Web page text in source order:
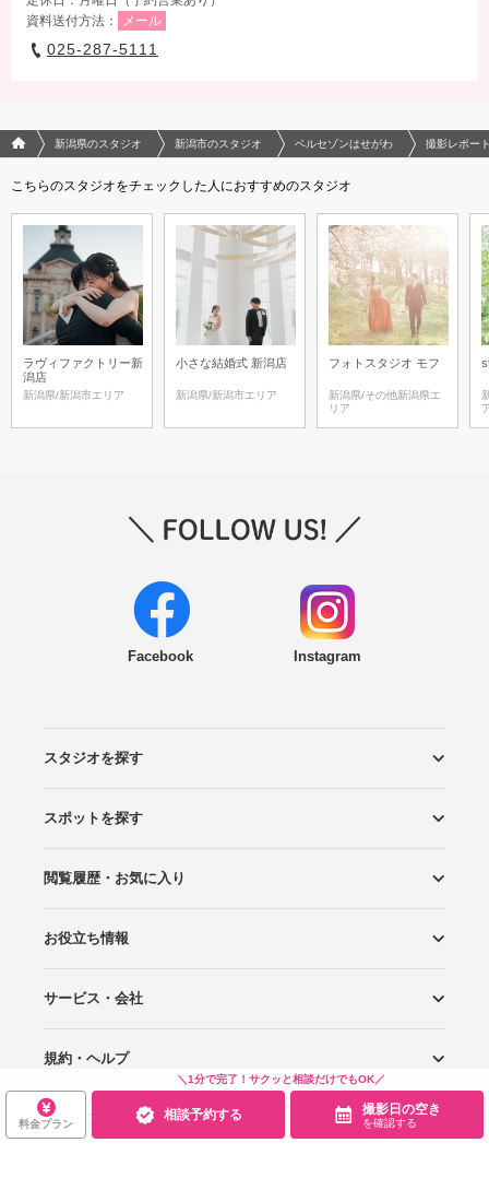
資料送付方法：
メール
025-287-5111
＼1分で完了！サクッと相談だけでもOK／
料金プラン
相談予約する 撮影日の空き
を確認する
フォトウエディング/結婚写真のPhotorait ホーム
新潟県のスタジオ 新潟市のスタジオ ベルセゾンはせがわ 撮影レポー
こちらのスタジオをチェックした人におすすめのスタジオ
ラヴィファクトリー新
潟店
新潟県/新潟市エリア
小さな結婚式 新潟店
新潟県/新潟市エリア
フォトスタジオ モフ
新潟県/その他新潟県エ
リア
Facebook Instagram
スタジオを探す
エリアから探す
こだわりから探す
NEW PHOTO STYLE
プランから探す
フォトタイプ診断
フォトグラファーから探す
国内リゾートから探す
スポットを探す
ロケーションから探す
スタジオから探す
閲覧履歴・お気に入り
閲覧スタジオ
お気に入り
お役立ち情報
Wedding Photo マガジン
はじめてガイド
サービス・会社
Photoraitとは
スタジオの掲載について
お問い合わせ
運営会社
サイトマップ
規約・ヘルプ
プライバシーポリシー
グループサイト